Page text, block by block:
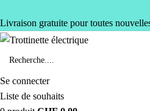
Livraison gratuite pour toutes
Se connecter
Liste de souhaits